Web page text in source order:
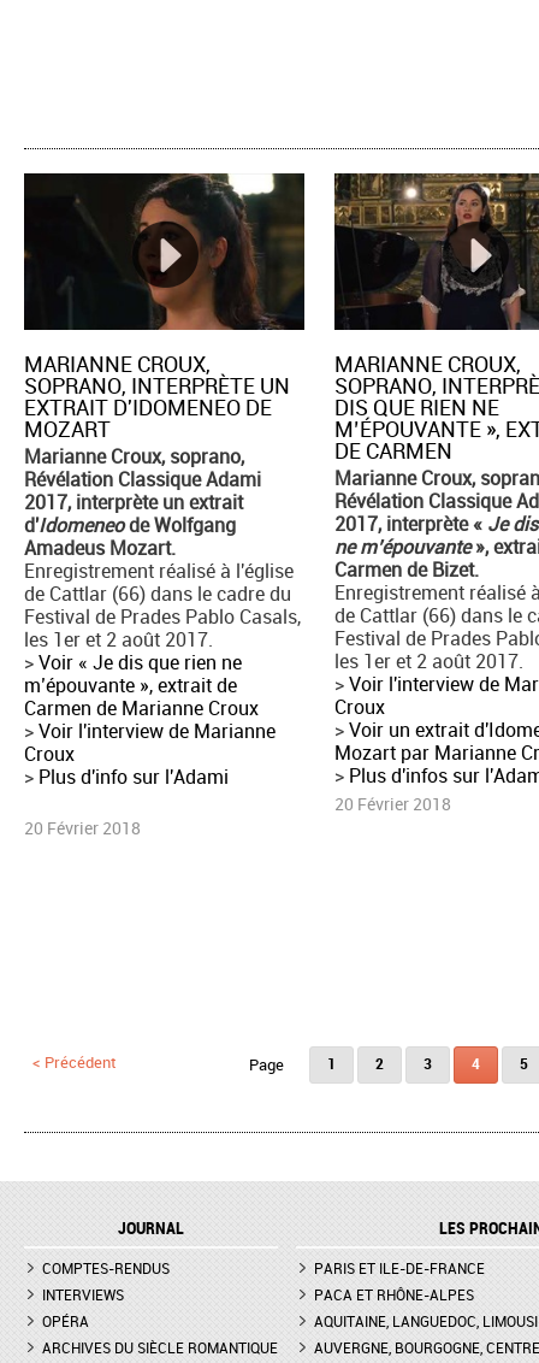
MARIANNE CROUX,
SOPRANO, INTERPRÈTE UN
EXTRAIT D'IDOMENEO DE
MOZART
Marianne Croux, soprano,
Révélation Classique Adami
2017, interprète un extrait
d'Idomeneode Wolfgang
Amadeus Mozart.
Enregistrement réalisé à l'église
de Cattlar (66) dans le cadre du
Festival de Prades Pablo Casals,
les 1er et 2 août 2017.
>Voir ​« Je dis que rien ne
m’épouvante », extrait de
Carmen de Marianne Croux
>Voir l'interview de Marianne
Croux
> Plus d'info sur l'Adami
20 Février 2018
MARIANNE CROUX,
SOPRANO,
DIS QUE RIEN NE
M’ÉPOUVANTE »,
DE CARMEN
Marianne Croux,
Révélation Classique
2017, interprète « Je
ne m’épouvante»,
Carmen de Bizet.
Enregistrement réalisé
de Cattlar (66) dans le
Festival de Prades
les 1er et 2 août 2017.
>Voir l'interview de
Croux
>Voir un extrait
Mozart par Marianne
> Plus d'infos sur
20 Février 2018
< Précédent 1 2 3 4 5
JOURNAL
COMPTES-RENDUS
INTERVIEWS
OPÉRA
ARCHIVES DU SIÈCLE ROMANTIQUE
LES
PARIS ET ILE-DE-FRANCE
PACA ET RHÔNE-ALPES
AQUITAINE, LANGUEDOC,
AUVERGNE, BOURGOGNE, CENTRE